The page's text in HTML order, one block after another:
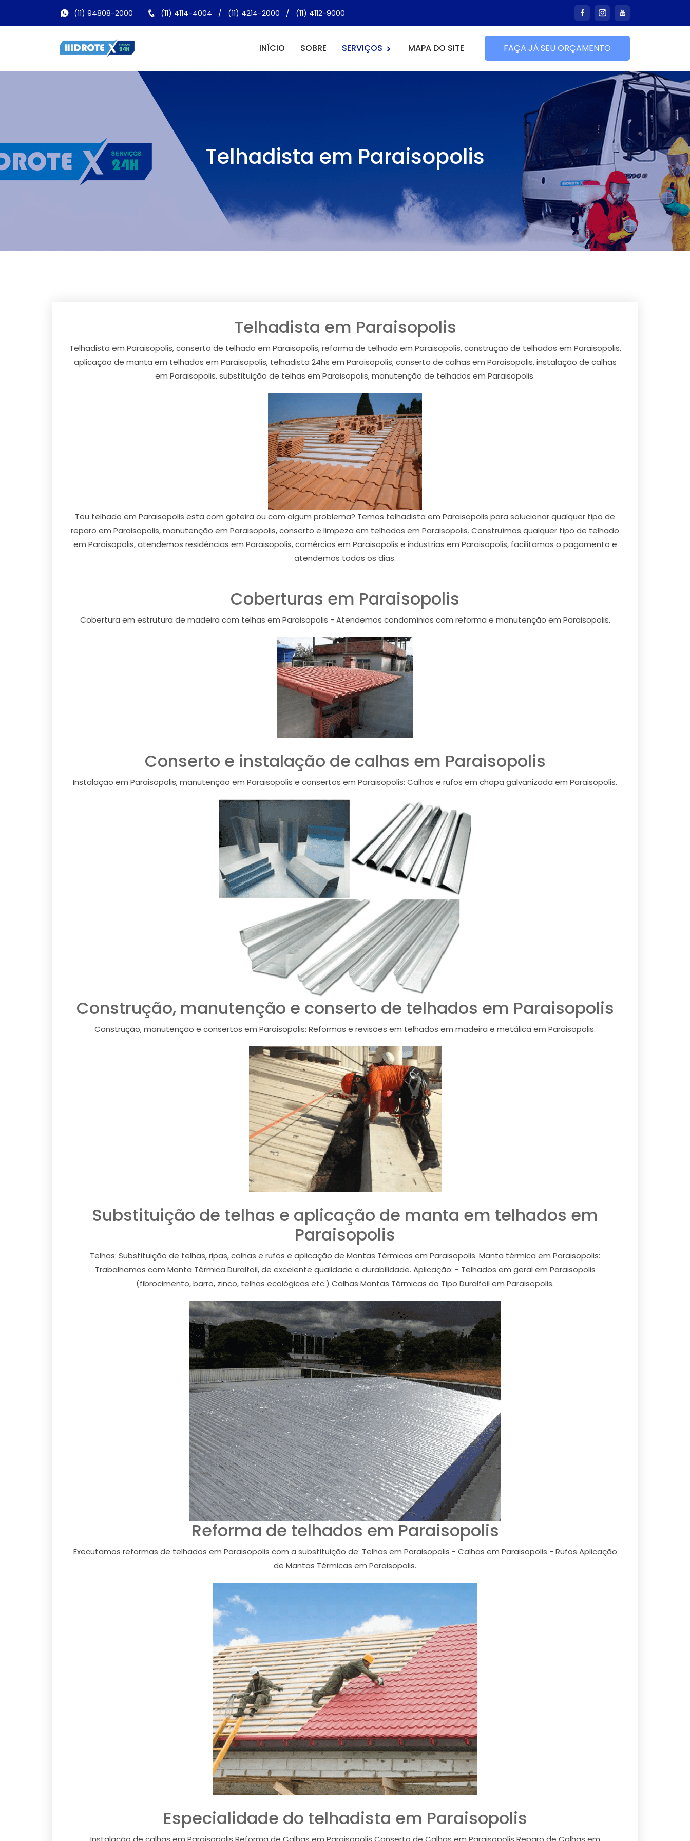
(11) 94808-2000 (11) 4114-4004 / (11) 4214-2000 / (11) 4112-9000
INÍCIO SOBRE SERVIÇOS MAPA DO SITE FAÇA JÁ SEU ORÇAMENTO
Telhadista em Paraisopolis
Telhadista em Paraisopolis
Telhadista em Paraisopolis, conserto de telhado em Paraisopolis, reforma de telhado em Paraisopolis, construção de telhados em Paraisopolis,
aplicação de manta em telhados em Paraisopolis, telhadista 24hs em Paraisopolis, conserto de calhas em Paraisopolis, instalação de calhas
em Paraisopolis, substituição de telhas em Paraisopolis, manutenção de telhados em Paraisopolis.
Teu telhado em Paraisopolis esta com goteira ou com algum problema? Temos telhadista em Paraisopolis para solucionar qualquer tipo de
reparo em Paraisopolis, manutenção em Paraisopolis, conserto e limpeza em telhados em Paraisopolis. Construímos qualquer tipo de telhado
em Paraisopolis, atendemos residências em Paraisopolis, comércios em Paraisopolis e industrias em Paraisopolis, facilitamos o pagamento e
atendemos todos os dias.
Coberturas em Paraisopolis
Cobertura em estrutura de madeira com telhas em Paraisopolis - Atendemos condomínios com reforma e manutenção em Paraisopolis.
Conserto e instalação de calhas em Paraisopolis
Instalação em Paraisopolis, manutenção em Paraisopolis e consertos em Paraisopolis: Calhas e rufos em chapa galvanizada em Paraisopolis.
Construção, manutenção e conserto de telhados em Paraisopolis
Construção, manutenção e consertos em Paraisopolis: Reformas e revisões em telhados em madeira e metálica em Paraisopolis.
Substituição de telhas e aplicação de manta em telhados em
Paraisopolis
Telhas: Substituição de telhas, ripas, calhas e rufos e aplicação de Mantas Térmicas em Paraisopolis. Manta térmica em Paraisopolis:
Trabalhamos com Manta Térmica Duralfoil, de excelente qualidade e durabilidade. Aplicação: - Telhados em geral em Paraisopolis
(fibrocimento, barro, zinco, telhas ecológicas etc.) Calhas Mantas Térmicas do Tipo Duralfoil em Paraisopolis.
Reforma de telhados em Paraisopolis
Executamos reformas de telhados em Paraisopolis com a substituição de: Telhas em Paraisopolis - Calhas em Paraisopolis - Rufos Aplicação
de Mantas Térmicas em Paraisopolis.
Especialidade do telhadista em Paraisopolis